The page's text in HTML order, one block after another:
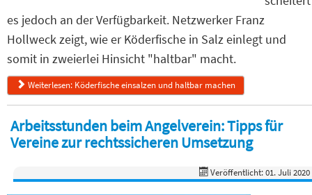
es jedoch an der Verfügbarkeit. Netzwerker Franz
Hollweck zeigt, wie er Köderfische in Salz einlegt und
somit in zweierlei Hinsicht "haltbar" macht.
Weiterlesen: Köderfische einsalzen und haltbar machen
Arbeitsstunden beim Angelverein: Tipps für
Vereine zur rechtssicheren Umsetzung
Veröffentlicht: 01. Juli 2020